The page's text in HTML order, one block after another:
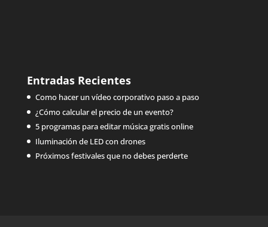
Entradas Recientes
Como hacer un vídeo corporativo paso a paso
¿Cómo calcular el precio de un evento?
5 programas para editar música gratis online
Iluminación de LED con drones
Próximos festivales que no debes perderte